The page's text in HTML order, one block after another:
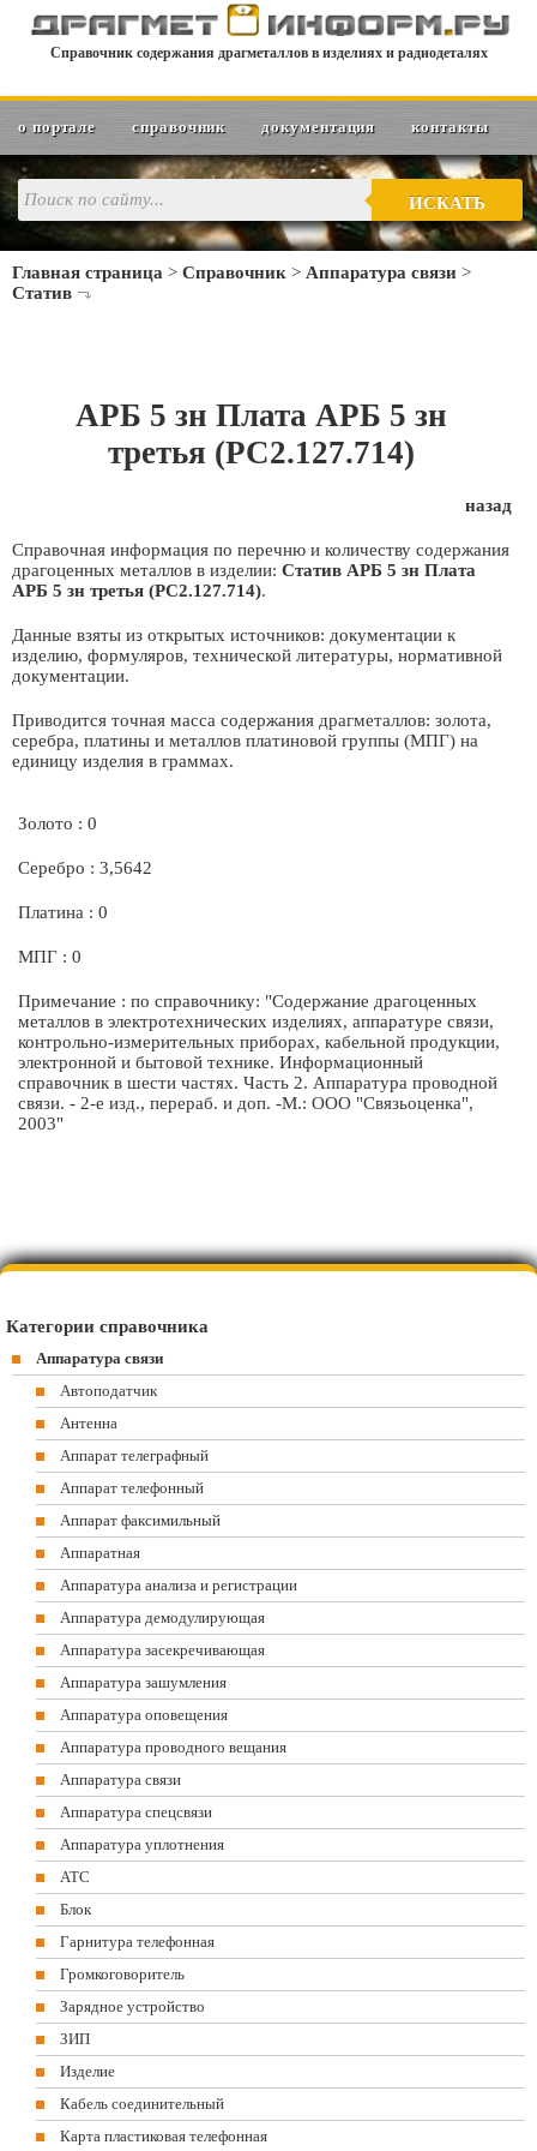
Справочник содержания драгметаллов в изделиях и радиодеталях
о портале справочник документация контакты
ИСКАТЬ
Главная страница > Справочник > Аппаратура связи >
Статив
АРБ 5 зн Плата АРБ 5 зн
третья (РС2.127.714)
назад
Справочная информация по перечню и количеству содержания
драгоценных металлов в изделии: Статив АРБ 5 зн Плата
АРБ 5 зн третья (РС2.127.714).
Данные взяты из открытых источников: документации к
изделию, формуляров, технической литературы, нормативной
документации.
Приводится точная масса содержания драгметаллов: золота,
серебра, платины и металлов платиновой группы (МПГ) на
единицу изделия в граммах.
Золото : 0
Серебро : 3,5642
Платина : 0
МПГ : 0
Примечание : по справочнику: "Содержание драгоценных
металлов в электротехнических изделиях, аппаратуре связи,
контрольно-измерительных приборах, кабельной продукции,
электронной и бытовой технике. Информационный
справочник в шести частях. Часть 2. Аппаратура проводной
связи. - 2-е изд., перераб. и доп. -М.: ООО "Связьоценка",
2003"
Категории справочника
Аппаратура связи
Автоподатчик
Антенна
Аппарат телеграфный
Аппарат телефонный
Аппарат факсимильный
Аппаратная
Аппаратура анализа и регистрации
Аппаратура демодулирующая
Аппаратура засекречивающая
Аппаратура зашумления
Аппаратура оповещения
Аппаратура проводного вещания
Аппаратура связи
Аппаратура спецсвязи
Аппаратура уплотнения
АТС
Блок
Гарнитура телефонная
Громкоговоритель
Зарядное устройство
ЗИП
Изделие
Кабель соединительный
Карта пластиковая телефонная